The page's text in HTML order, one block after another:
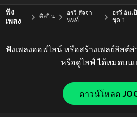
ฟัง
เพลง
ศิลปิน
อรวี สัจจา
นนท์
อรวี อันเ
ชุด 1
ฟังเพลงออฟไลน์ หรือสร้างเพลย์ลิสต์ส่
หรือดูไลฟ์ ได้หมดบน
ดาวน์โหลด